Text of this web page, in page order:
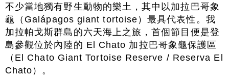
不少當地獨有野生動物的樂土，其中以加拉巴哥象
龜（Galápagos giant tortoise）最具代表性。我
加拉帕戈斯群島的六天海上之旅，首個節目便是登
島參觀位於內陸的 El Chato 加拉巴哥象龜保護區
（El Chato Giant Tortoise Reserve / Reserva El
Chato）。